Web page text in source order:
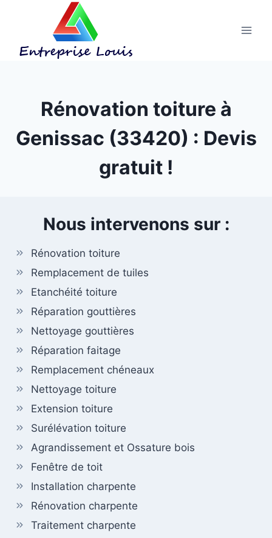
Rénovation toiture à
Genissac (33420) : Devis
gratuit !
Nous intervenons sur :
Rénovation toiture
Remplacement de tuiles
Etanchéité toiture
Réparation gouttières
Nettoyage gouttières
Réparation faitage
Remplacement chéneaux
Nettoyage toiture
Extension toiture
Surélévation toiture
Agrandissement et Ossature bois
Fenêtre de toit
Installation charpente
Rénovation charpente
Traitement charpente